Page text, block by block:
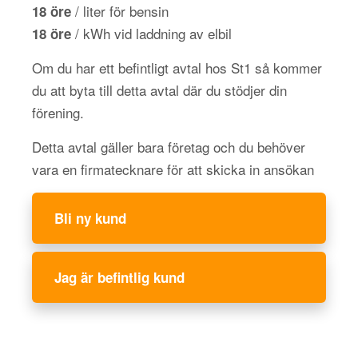
18 öre / liter för bensin
18 öre / kWh vid laddning av elbil
Om du har ett befintligt avtal hos St1 så kommer
du att byta till detta avtal där du stödjer din
förening.
Detta avtal gäller bara företag och du behöver
vara en firmatecknare för att skicka in ansökan
Bli ny kund
Jag är befintlig kund